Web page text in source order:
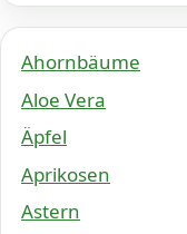
Ahornbäume
Aloe Vera
Äpfel
Aprikosen
Astern